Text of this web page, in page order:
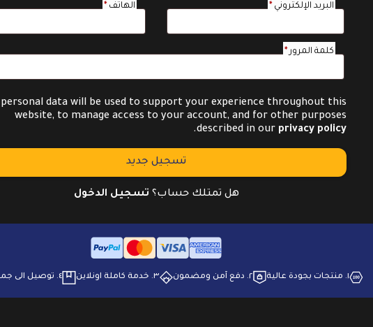
البريد الإلكتروني *مطلوبة الهاتف *مطلوبة
كلمة المرور*مطلوبة
data will be used to support your experience throughout this
website, to manage access to your account, and for other purposes
described in our privacy policy
.
تسجيل جديد
هل تمتلك حساب؟ تسجيل الدخول
١. منتجات بجودة عالية ٢. ⁠دفع آمن ومضمون ٣. ⁠خدمة كاملة اونلاين ٤. ⁠توصيل الى جميع انحاء البلاد